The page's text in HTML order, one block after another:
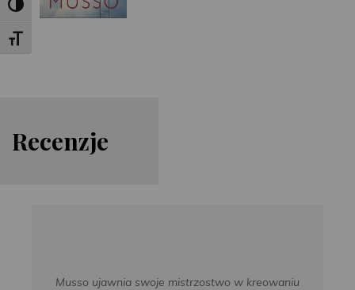
Toggle High Contrast
Toggle Font size
Recenzje
Musso ujawnia swoje mistrzostwo w kreowaniu